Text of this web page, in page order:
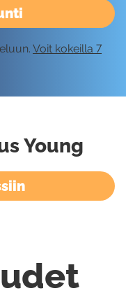
Voit kokeilla 7
Young